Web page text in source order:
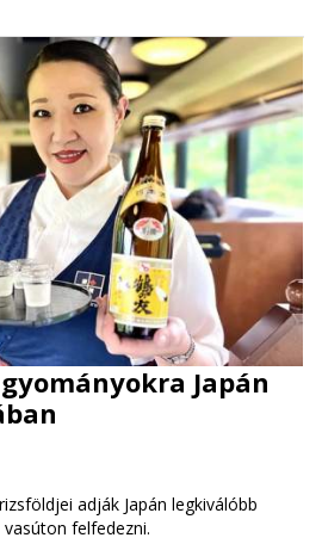
Japán
adják Japán legkiválóbb
felfedezni.